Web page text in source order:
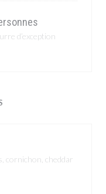
d’exception
cornichon, cheddar